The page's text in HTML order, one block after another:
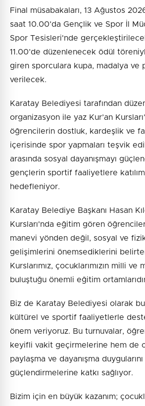
Final müsabakaları, 13 Ağustos
saat 10.00’da Gençlik ve Spor İl
Spor Tesisleri'nde
11.00’de düzenlenecek ödül
giren sporculara kupa, madalya ve
verilecek.
Karatay Belediyesi tarafından
organizasyon ile yaz Kur’an
öğrencilerin dostluk, kardeşlik ve
içerisinde spor yapmaları teşvik
arasında sosyal dayanışmayı
gençlerin sportif faaliyetlere
hedefleniyor.
Karatay Belediye Başkanı Hasan
Kursları'nda eğitim gören
manevi yönden değil, sosyal ve
gelişimlerini önemsediklerini
Kurslarımız, çocuklarımızın milli
buluştuğu önemli eğitim
Biz de Karatay Belediyesi olarak
kültürel ve sportif faaliyetlerle
önem veriyoruz. Bu turnuvalar,
keyifli vakit geçirmelerine hem de
paylaşma ve dayanışma duygularını
güçlendirmelerine katkı sağlıyor.
Bizim için en büyük kazanım;